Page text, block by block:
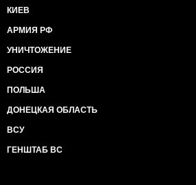
КИЕВ
АРМИЯ РФ
УНИЧТОЖЕНИЕ
РОССИЯ
ПОЛЬША
ДОНЕЦКАЯ ОБЛАСТЬ
ВСУ
ГЕНШТАБ ВС